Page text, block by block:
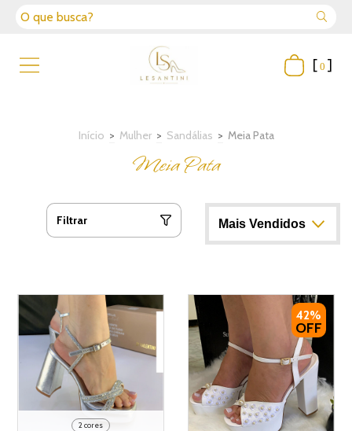
[ 0 ]
Início > Mulher > Sandálias > Meia Pata
Meia Pata
Filtrar
2 cores
42%
OFF